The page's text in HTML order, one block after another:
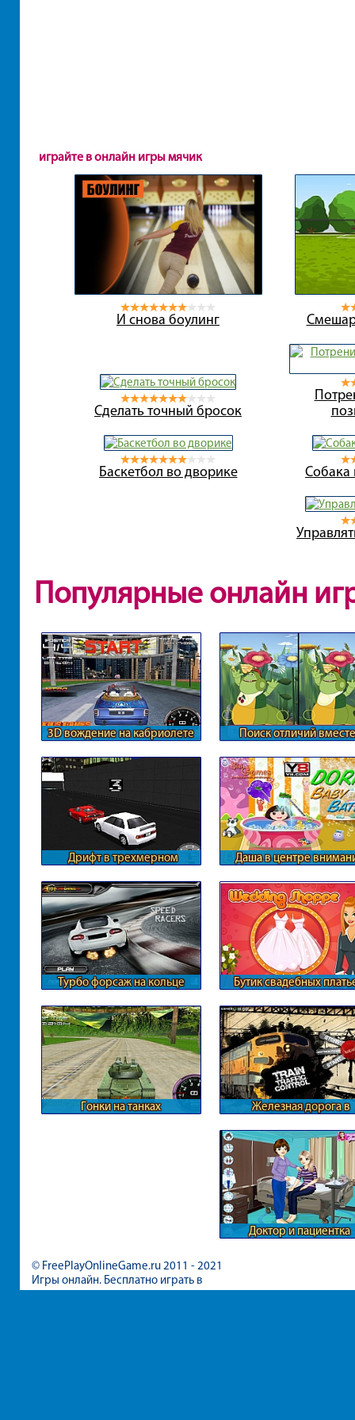
играйте в онлайн игры мячик
И снова боулинг
Сделать точный бросок
Баскетбол во дворике Собака
Популярные онлайн
3D вождение на кабриолете
Поиск отличий
Дрифт в трехмерном
Даша в центре
Турбо форсаж на кольце Бутик свадебных
Гонки на танках
Железная дорога в
Доктор и пациентка
© FreePlayOnlineGame.ru 2011 - 2021
Игры онлайн. Бесплатно играть в
игры для девочек и мальчиков